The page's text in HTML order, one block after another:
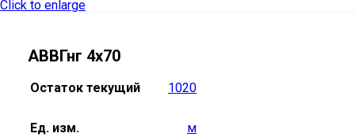
Click to enlarge
АВВГнг 4х70
Остаток текущий 1020
Ед. изм. м